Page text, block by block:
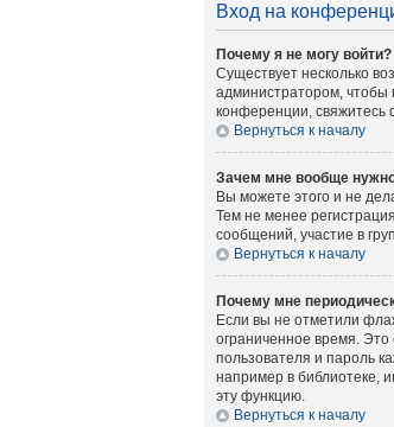
Вход на
Почему я не могу войти?
Существует несколько
администратором, чтобы
конференции, свяжитесь
Вернуться к началу
Зачем мне вообще
Вы можете этого и не
Тем не менее
сообщений, участие в
Вернуться к началу
Почему мне
Если вы не отметили
ограниченное время. Это
пользователя и пароль
например в библиотеке,
эту функцию.
Вернуться к началу